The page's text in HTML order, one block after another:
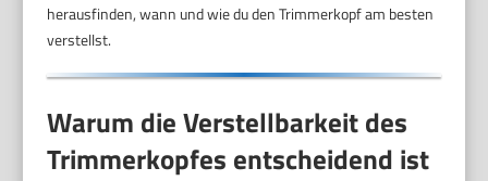
herausfinden, wann und wie du den Trimmerkopf am besten
verstellst.
Warum die Verstellbarkeit des
Trimmerkopfes entscheidend ist